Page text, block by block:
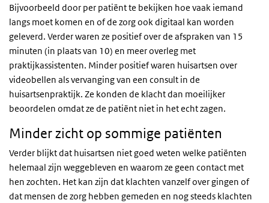
Bijvoorbeeld door per patiënt te bekijken hoe vaak iemand
langs moet komen en of de zorg ook digitaal kan worden
geleverd. Verder waren ze positief over de afspraken van 15
minuten (in plaats van 10) en meer overleg met
praktijkassistenten. Minder positief waren huisartsen over
videobellen als vervanging van een consult in de
huisartsenpraktijk. Ze konden de klacht dan moeilijker
beoordelen omdat ze de patiënt niet in het echt zagen.
Minder zicht op sommige patiënten
Verder blijkt dat huisartsen niet goed weten welke patiënten
helemaal zijn weggebleven en waarom ze geen contact met
hen zochten. Het kan zijn dat klachten vanzelf over gingen of
dat mensen de zorg hebben gemeden en nog steeds klachten